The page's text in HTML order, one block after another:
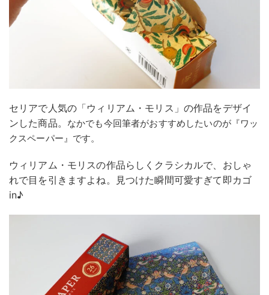
セリアで人気の「ウィリアム・モリス」の作品をデザイ
ンした商品。 なかでも今回筆者がおすすめしたいのが『ワッ
クスペーパー』です。
ウィリアム・モリスの作品らしくクラシカルで、おしゃ
れで目を引きますよね。見つけた瞬間可愛すぎて即カゴ
in♪